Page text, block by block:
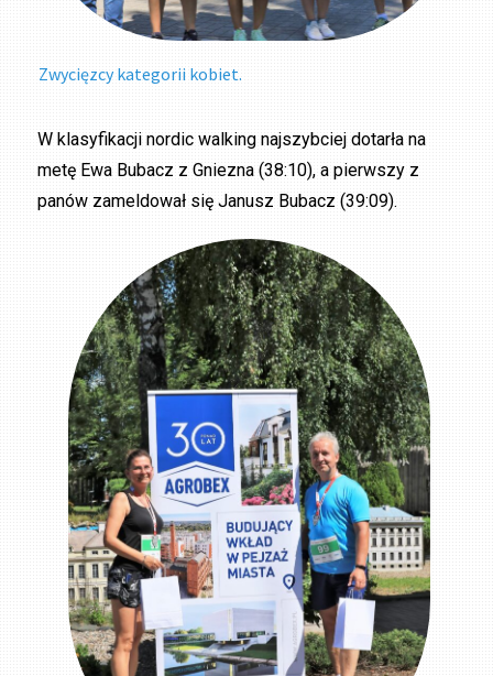
Zwycięzcy kategorii kobiet.
W klasyfikacji nordic walking najszybciej dotarła na
metę Ewa Bubacz z Gniezna (38:10), a pierwszy z
panów zameldował się Janusz Bubacz (39:09).